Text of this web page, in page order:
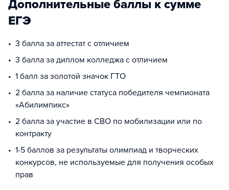
Дополнительные баллы к сумме
ЕГЭ
3 балла за аттестат с отличием
3 балла за диплом колледжа с отличием
1 балл за золотой значок ГТО
2 балла за наличие статуса победителя чемпионата
«Абилимпикс»
2 балла за участие в СВО по мобилизации или по
контракту
1-5 баллов за результаты олимпиад и творческих
конкурсов, не используемые для получения особых
прав